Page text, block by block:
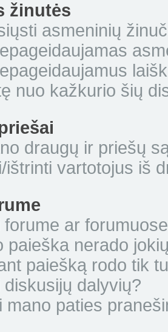
žinutės
asmeninių
nuo kažkurio šių
draugų ir priešų
ištrinti vartotojus iš
forume ar
paieška nerado
paiešką rodo tik
diskusijų dalyvių?
mano paties